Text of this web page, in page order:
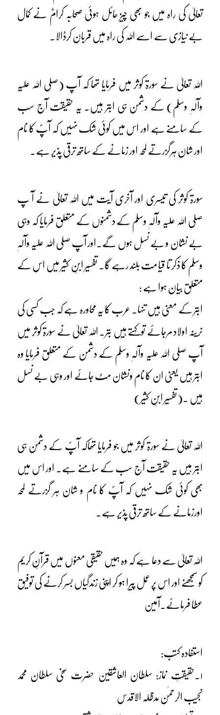
تعالیٰ کی راہ میں جو بھی چیز حائل ہوئی صحابہ کرامؓ نے کمال
بے نیازی سے اسے اللہ کی راہ میں قربان کرڈالا۔
اللہ تعالیٰ نے سورۃ کوثر میں فرمایا تھا کہ آپ (صلی اللہ علیہ
وآلہٖ وسلم) کے دشمن ہی ابتر ہیں۔ یہ حقیقت آج سب
کے سامنے ہے اور اس میں کوئی شک نہیں کہ آپؐ کا نام
اور شان ہرگزرتے لمحہ اور زمانے کے ساتھ ترقی پذیر ہے۔
سورۃ کوثر کی تیسری اور آخری آیت میں اللہ تعالیٰ نے آ پ
صلی اللہ علیہ وآلہٖ وسلم کے دشمنوں کے متعلق فرمایا کہ وہی
بے نشان و بے نسل ہوں گے۔اور آپ صلی اللہ علیہ وآلہٖ
وسلم کا ذکر تا قیا مت بلند رہے گا۔ تفسیر ابنِ کثیر میں اس کے
متعلق بیان ہوا ہے :
ابتر کے معنی ہیں تنہا۔ عرب کا یہ محاورہ ہے کہ جب کسی کی
نرینہ اولاد مرجائے توکہتے ہیں بتر۔ اللہ تعالیٰ نے سورۃ کوثر میں
آپ صلی اللہ علیہ وآلہٖ وسلم کے دشمن کے متعلق فرمایا وہ
ابتر ہیں یعنی ان کا نام ونشان مٹ جائے اور وہی بے نسل
ہیں ۔(تفسیر ابنِ کثیر)
اللہ تعالیٰ نے سورۃ کوثر میں جو فرمایا تھاکہ آپؐ کے دشمن ہی
ابتر ہیں یہ حقیقت آج سب کے سامنے ہے۔ اور اس میں
بھی کوئی شک نہیں کہ آپؐ کا نام و شان ہر گزرتے لمحہ
اورزمانے کے ساتھ ترقی پذیر ہے۔
اللہ تعالیٰ سے دعا ہے کہ وہ ہمیں حقیقی معنوں میں قرآنِ کریم
کو سمجھنے اور اس پر عمل پیرا ہو کر اپنی زندگیاں بسر کرنے کی توفیق
عطا فرمائے۔آمین
استفادہ کتب:
۱۔حقیقتِ نماز: سلطان العاشقین حضرت سخی سلطان محمد
نجیب الرحمٰن مدظلہ الاقدس